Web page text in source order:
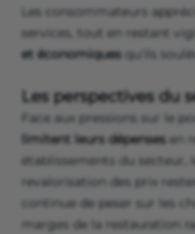
Les consommateurs
services, tout en restant
et économiques qu'ils
Les perspectives du
Face aux pressions sur le
limitent leurs dépenses en
établissements du secteur,
revalorisation des prix
continue de peser sur les
marges de la restauration